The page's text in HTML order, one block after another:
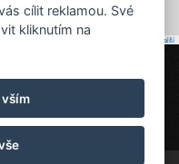
© Seznam.cz a.s. a další
cílit reklamou. Své
kliknutím na
vším